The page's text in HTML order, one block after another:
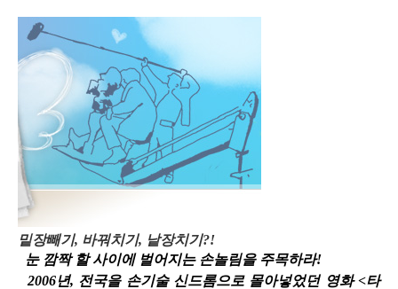
밑장빼기, 바꿔치기, 낱장치기?!
눈 깜짝 할 사이에 벌어지는 손놀림을 주목하라!
2006년, 전국을 손기술 신드롬으로 몰아넣었던 영화 <타